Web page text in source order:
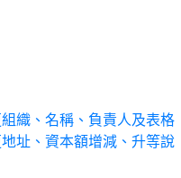
織、名稱、負責人及表格
址、資本額增減、升等說